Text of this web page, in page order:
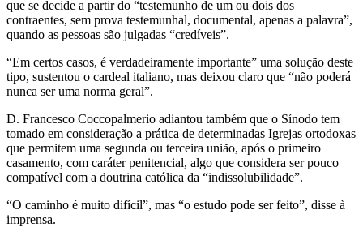
que se decide a partir do “testemunho de um ou dois dos
contraentes, sem prova testemunhal, documental, apenas a palavra”,
quando as pessoas são julgadas “credíveis”.
“Em certos casos, é verdadeiramente importante” uma solução deste
tipo, sustentou o cardeal italiano, mas deixou claro que “não poderá
nunca ser uma norma geral”.
D. Francesco Coccopalmerio adiantou também que o Sínodo tem
tomado em consideração a prática de determinadas Igrejas ortodoxas
que permitem uma segunda ou terceira união, após o primeiro
casamento, com caráter penitencial, algo que considera ser pouco
compatível com a doutrina católica da “indissolubilidade”.
“O caminho é muito difícil”, mas “o estudo pode ser feito”, disse à
imprensa.